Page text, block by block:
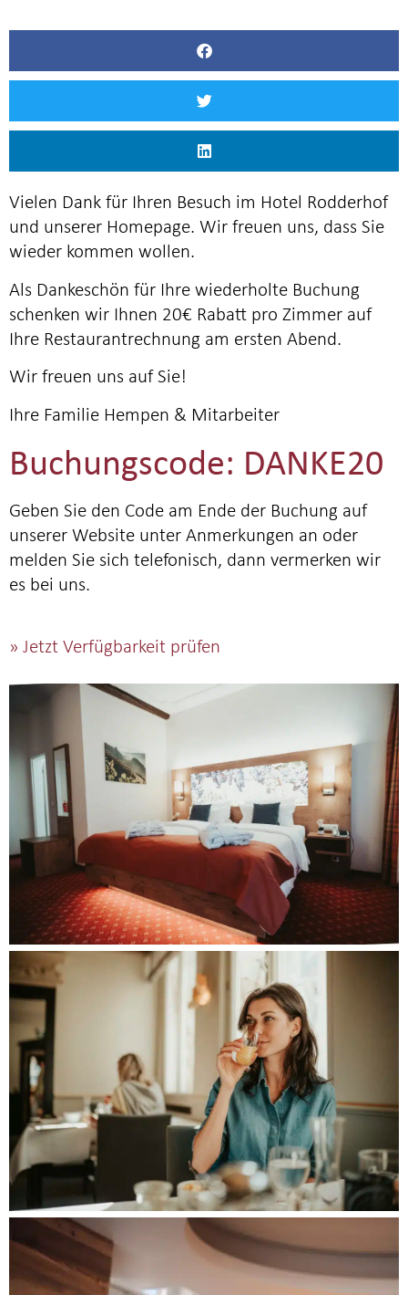
Vielen Dank für Ihren Besuch im Hotel Rodderhof
und unserer Homepage. Wir freuen uns, dass Sie
wieder kommen wollen.
Als Dankeschön für Ihre wiederholte Buchung
schenken wir Ihnen 20€ Rabatt pro Zimmer auf
Ihre Restaurantrechnung am ersten Abend.
Wir freuen uns auf Sie!
Ihre Familie Hempen & Mitarbeiter
Buchungscode: DANKE20
Geben Sie den Code am Ende der Buchung auf
unserer Website unter Anmerkungen an oder
melden Sie sich telefonisch, dann vermerken wir
es bei uns.
» Jetzt Verfügbarkeit prüfen